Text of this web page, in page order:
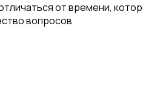
от времени,
вопросов